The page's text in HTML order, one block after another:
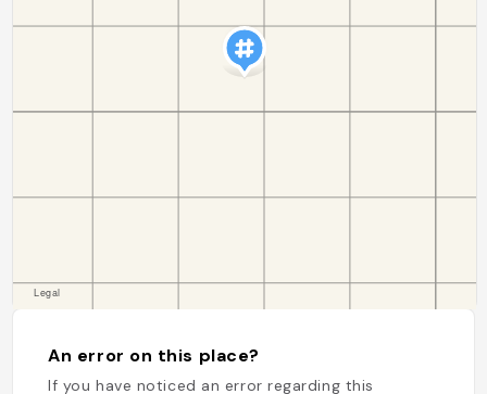
An error on this place?
If you have noticed an error regarding this